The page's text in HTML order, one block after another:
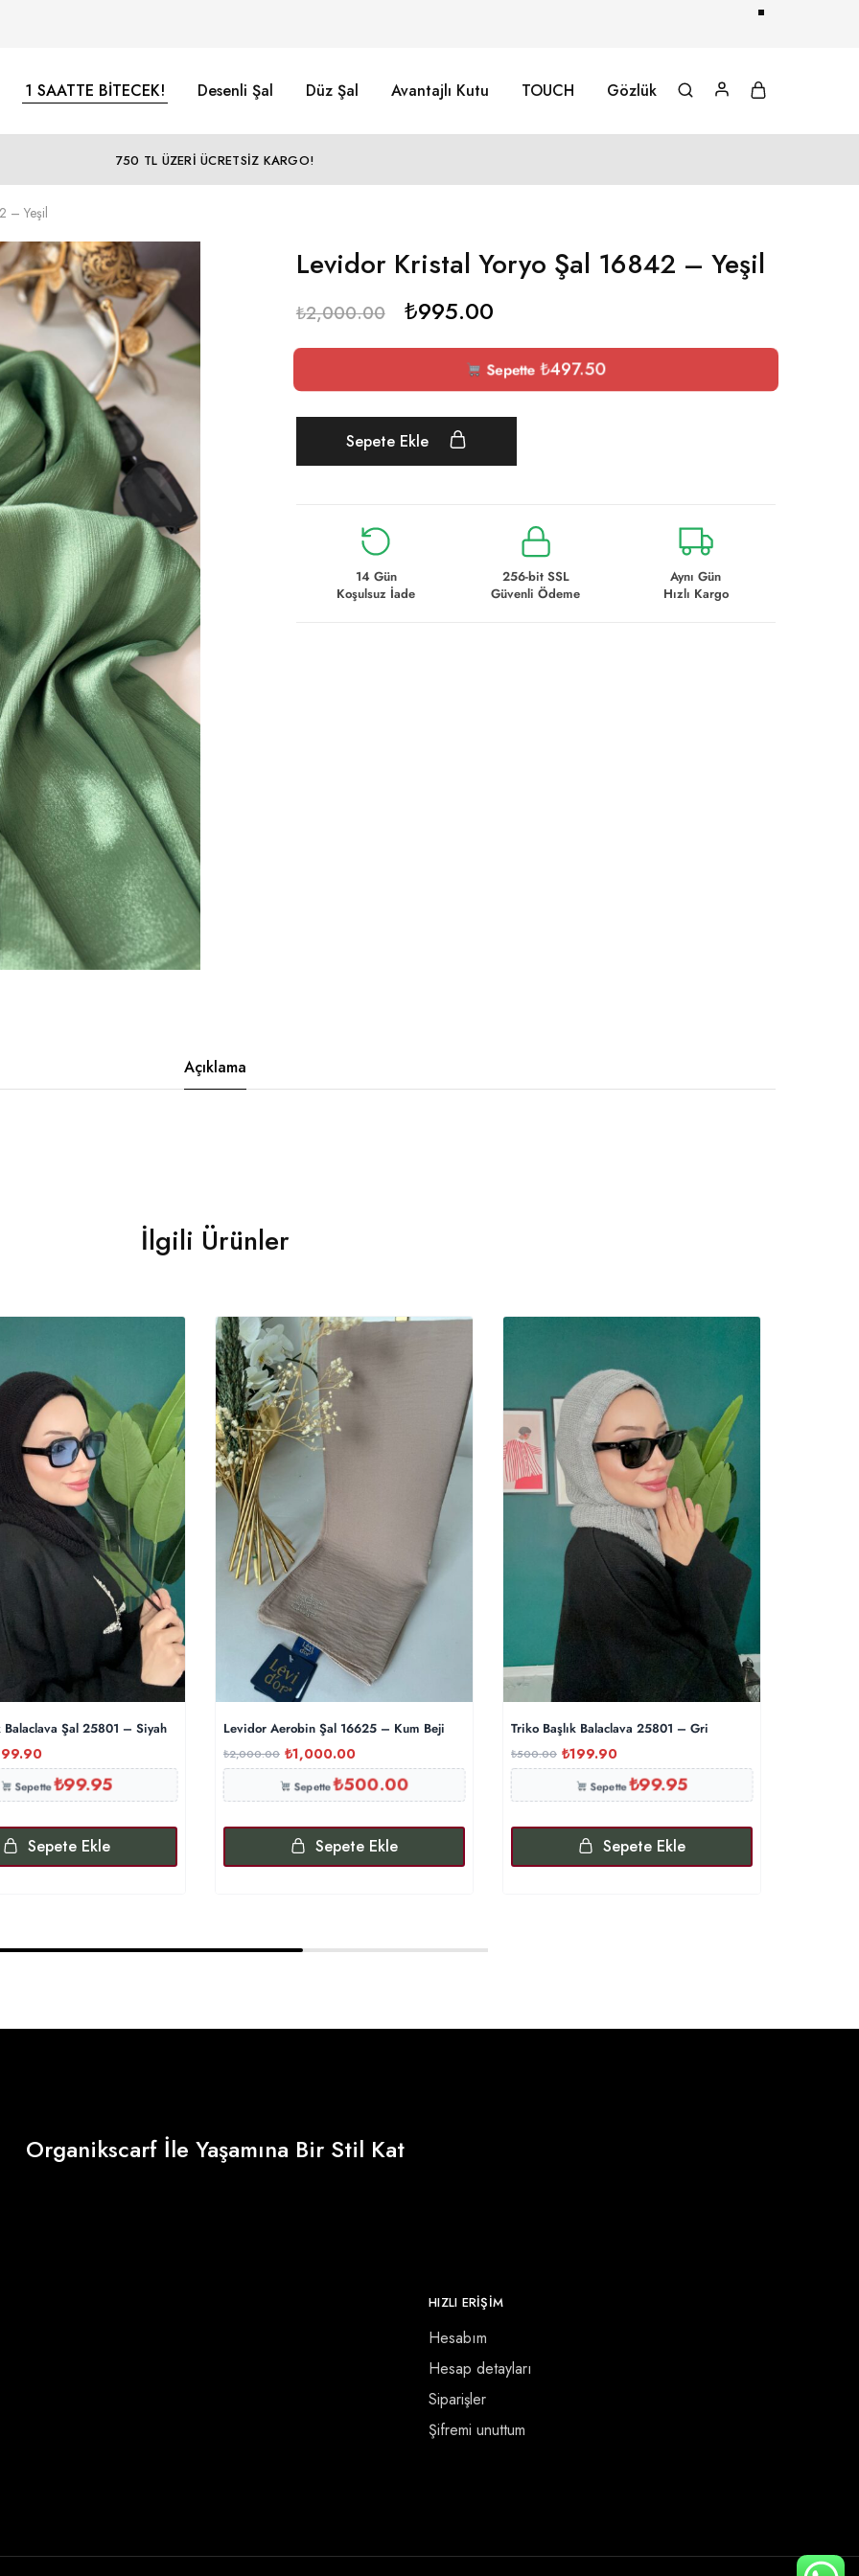
1 SAATTE BİTECEK! Desenli Şal Düz Şal Avantajlı Kutu TOUCH Gözlük
750 TL ÜZERİ ÜCRETSİZ KARGO!
– Yeşil
Levidor Kristal Yoryo Şal 16842 – Yeşil
₺2,000.00 ₺995.00
Sepette₺497.50
Sepete Ekle
14 Gün
Koşulsuz İade
256-bit SSL
Güvenli Ödeme
Aynı Gün
Hızlı Kargo
Açıklama
İlgili Ürünler
Balaclava Şal 25801 – Siyah
Sepette₺99.95
Sepete Ekle
Levidor Aerobin Şal 16625 – Kum Beji
₺2,000.00 ₺1,000.00
Sepette₺500.00
Sepete Ekle
Triko Başlık Balaclava 25801 – Gri
₺500.00 ₺199.90
Sepette₺99.95
Sepete Ekle
Organikscarf İle Yaşamına Bir Stil Kat
HIZLI ERİŞİM
Hesabım
Hesap detayları
Siparişler
Şifremi unuttum